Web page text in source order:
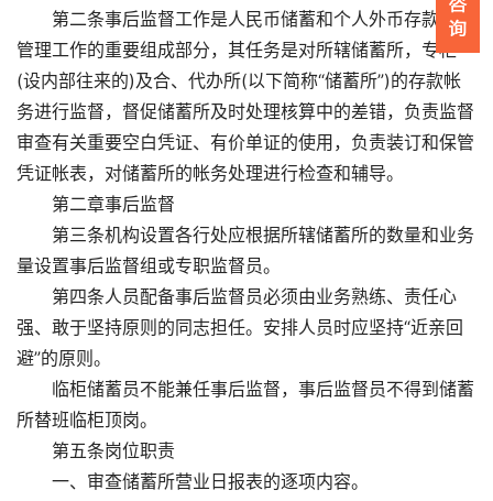
第二条事后监督工作是人民币储蓄和个人外币存款业务
管理工作的重要组成部分，其任务是对所辖储蓄所，专柜
(设内部往来的)及合、代办所(以下简称“储蓄所”)的存款帐
务进行监督，督促储蓄所及时处理核算中的差错，负责监督
审查有关重要空白凭证、有价单证的使用，负责装订和保管
凭证帐表，对储蓄所的帐务处理进行检查和辅导。
第二章事后监督
第三条机构设置各行处应根据所辖储蓄所的数量和业务
量设置事后监督组或专职监督员。
第四条人员配备事后监督员必须由业务熟练、责任心
强、敢于坚持原则的同志担任。安排人员时应坚持“近亲回
避”的原则。
临柜储蓄员不能兼任事后监督，事后监督员不得到储蓄
所替班临柜顶岗。
第五条岗位职责
一、审查储蓄所营业日报表的逐项内容。